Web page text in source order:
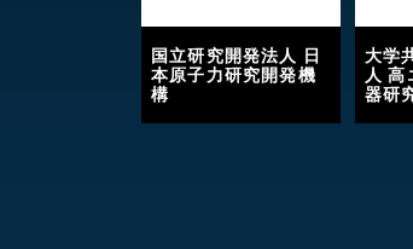
国立研究開発法人 日
本原子力研究開発機
構
大学
人 高
器研